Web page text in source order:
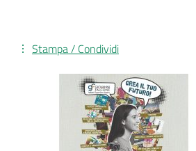
Stampa / Condividi